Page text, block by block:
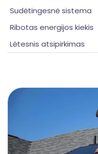
Sudėtingesnė sistema
Ribotas energijos kiekis
Lėtesnis atsipirkimas